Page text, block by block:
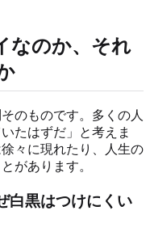
なのか、それ
のものです。多くの人
たはずだ」と考えま
々に現れたり、人生の
があります。
白黒はつけにくい